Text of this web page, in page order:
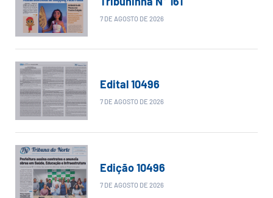
7 DE AGOSTO DE 2026
Edital 10496
7 DE AGOSTO DE 2026
Edição 10496
7 DE AGOSTO DE 2026